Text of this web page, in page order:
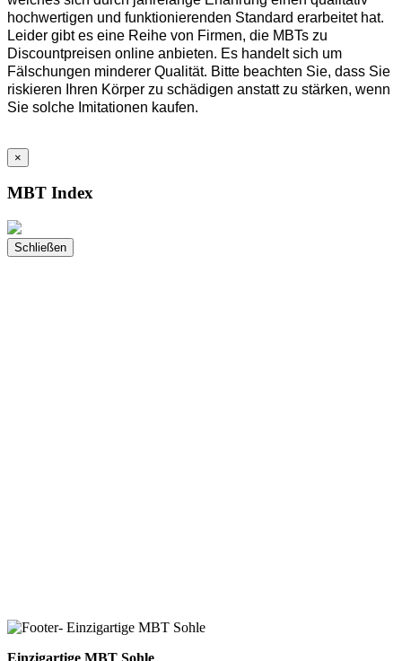
hochwertigen und funktionierenden Standard erarbeitet hat.
Leider gibt es eine Reihe von Firmen, die MBTs zu
Discountpreisen online anbieten. Es handelt sich um
Fälschungen minderer Qualität. Bitte beachten Sie, dass Sie
riskieren Ihren Körper zu schädigen anstatt zu stärken, wenn
Sie solche Imitationen kaufen.
×
MBT Index
Schließen
Einzigartige MBT Sohle